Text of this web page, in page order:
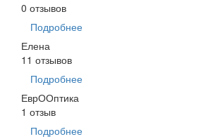
0 отзывов
Подробнее
Елена
11 отзывов
Подробнее
ЕврООптика
1 отзыв
Подробнее